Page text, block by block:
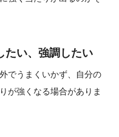
たい、強調したい
でうまくいかず、自分の
が強くなる場合がありま